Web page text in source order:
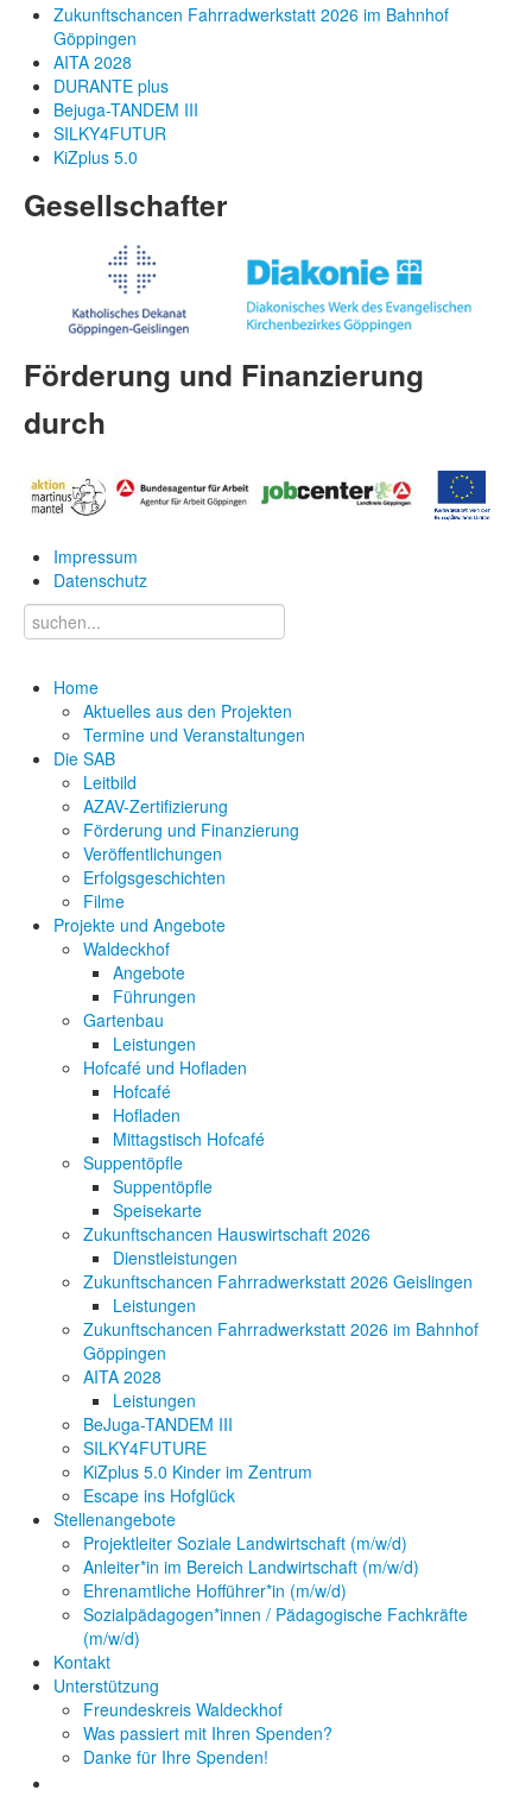
Zukunftschancen Fahrradwerkstatt 2026 im Bahnhof
Göppingen
AITA 2028
DURANTE plus
Bejuga-TANDEM III
SILKY4FUTUR
KiZplus 5.0
Gesellschafter
Förderung und Finanzierung
durch
Impressum
Datenschutz
Home
Aktuelles aus den Projekten
Termine und Veranstaltungen
Die SAB
Leitbild
AZAV-Zertifizierung
Förderung und Finanzierung
Veröffentlichungen
Erfolgsgeschichten
Filme
Projekte und Angebote
Waldeckhof
Angebote
Führungen
Gartenbau
Leistungen
Hofcafé und Hofladen
Hofcafé
Hofladen
Mittagstisch Hofcafé
Suppentöpfle
Suppentöpfle
Speisekarte
Zukunftschancen Hauswirtschaft 2026
Dienstleistungen
Zukunftschancen Fahrradwerkstatt 2026 Geislingen
Leistungen
Zukunftschancen Fahrradwerkstatt 2026 im Bahnhof
Göppingen
AITA 2028
Leistungen
BeJuga-TANDEM III
SILKY4FUTURE
KiZplus 5.0 Kinder im Zentrum
Escape ins Hofglück
Stellenangebote
Projektleiter Soziale Landwirtschaft (m/w/d)
Anleiter*in im Bereich Landwirtschaft (m/w/d)
Ehrenamtliche Hofführer*in (m/w/d)
Sozialpädagogen*innen / Pädagogische Fachkräfte
(m/w/d)
Kontakt
Unterstützung
Freundeskreis Waldeckhof
Was passiert mit Ihren Spenden?
Danke für Ihre Spenden!